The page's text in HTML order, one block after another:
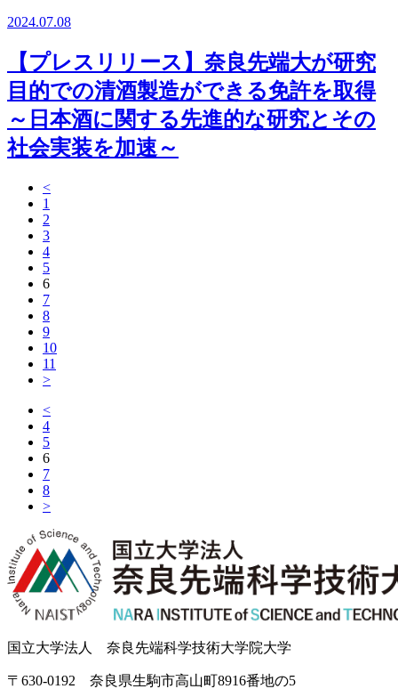
2024.07.08
【プレスリリース】奈良先端大が研究
目的での清酒製造ができる免許を取得
～日本酒に関する先進的な研究とその
社会実装を加速～
<
1
2
3
4
5
6
7
8
9
10
11
>
<
4
5
6
7
8
>
国立大学法人 奈良先端科学技術大学院大学
〒630-0192 奈良県生駒市高山町8916番地の5